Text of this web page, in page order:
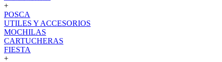
+
POSCA
UTILES Y ACCESORIOS
MOCHILAS
CARTUCHERAS
FIESTA
+